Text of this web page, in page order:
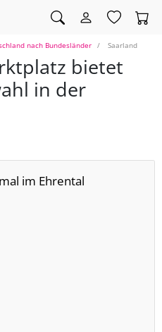
nach Bundesländer Saarland
bietet
in der